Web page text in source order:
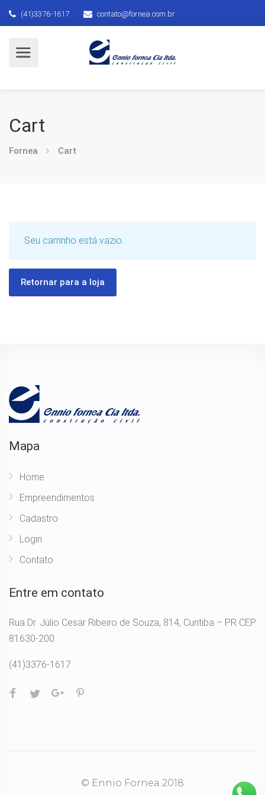
(41)3376-1617 contato@fornea.com.br
Cart
Fornea Cart
Seu carrinho está vazio.
Retornar para a loja
Mapa
Home
Empreendimentos
Cadastro
Login
Contato
Entre em contato
Rua Dr. Júlio Cesar Ribeiro de Souza, 814, Curitiba – PR CEP
81630-200
(41)3376-1617
© Ennio Fornea 2018